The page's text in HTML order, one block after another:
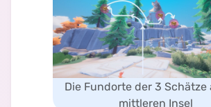
Die Fundorte der 3 Schätze
mittleren Insel